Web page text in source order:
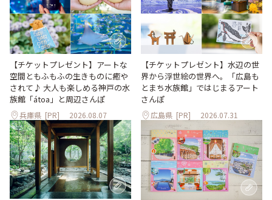
【チケットプレゼント】アートな
空間ともふもふの生きものに癒や
されて♪ 大人も楽しめる神戸の水
族館「átoa」と周辺さんぽ
兵庫県 [PR] 2026.08.07
【チケットプレゼント】水辺の世
界から浮世絵の世界へ。「広島も
とまち水族館」ではじまるアート
さんぽ
広島県 [PR] 2026.07.31